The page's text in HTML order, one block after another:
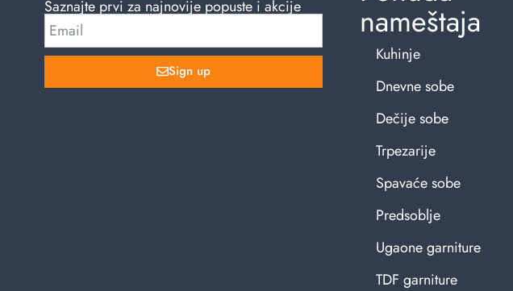
Saznajte prvi za najnovije popuste i akcije
Sign up
nameštaja
Kuhinje
Dnevne sobe
Dečije sobe
Trpezarije
Spavaće sobe
Predsoblje
Ugaone garniture
TDF garniture